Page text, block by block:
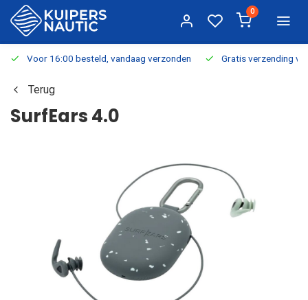
0
Voor 16:00 besteld, vandaag verzonden Gratis verzending
Terug
SurfEars 4.0